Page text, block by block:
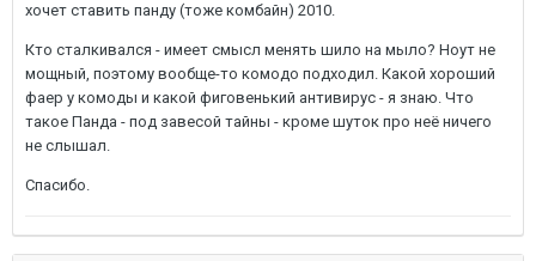
хочет ставить панду (тоже комбайн) 2010.
Кто сталкивался - имеет смысл менять шило на мыло? Ноут не
мощный, поэтому вообще-то комодо подходил. Какой хороший
фаер у комоды и какой фиговенький антивирус - я знаю. Что
такое Панда - под завесой тайны - кроме шуток про неё ничего
не слышал.
Спасибо.